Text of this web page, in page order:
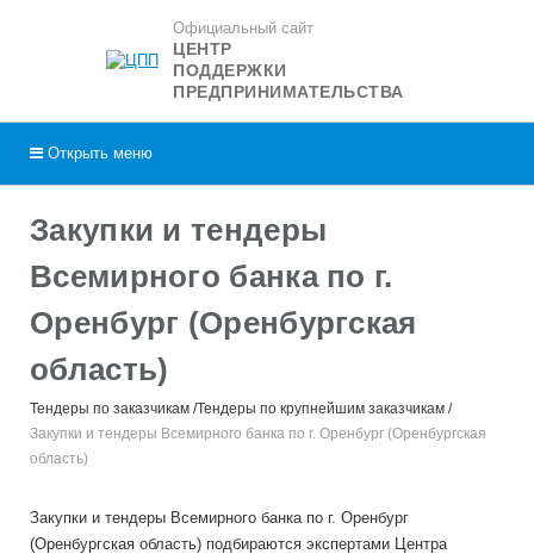
Официальный сайт
ЦЕНТР
ПОДДЕРЖКИ
ПРЕДПРИНИМАТЕЛЬСТВА
Открыть меню
Закупки и тендеры
Всемирного банка по г.
Оренбург (Оренбургская
область)
Тендеры по заказчикам Тендеры по крупнейшим заказчикам
Закупки и тендеры Всемирного банка по г. Оренбург (Оренбургская
область)
Закупки и тендеры Всемирного банка по г. Оренбург
(Оренбургская область) подбираются экспертами Центра